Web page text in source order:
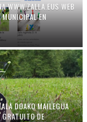
WWW.ZALLA.EUS WEB
EN
DOAKO MAILEGUA
DE